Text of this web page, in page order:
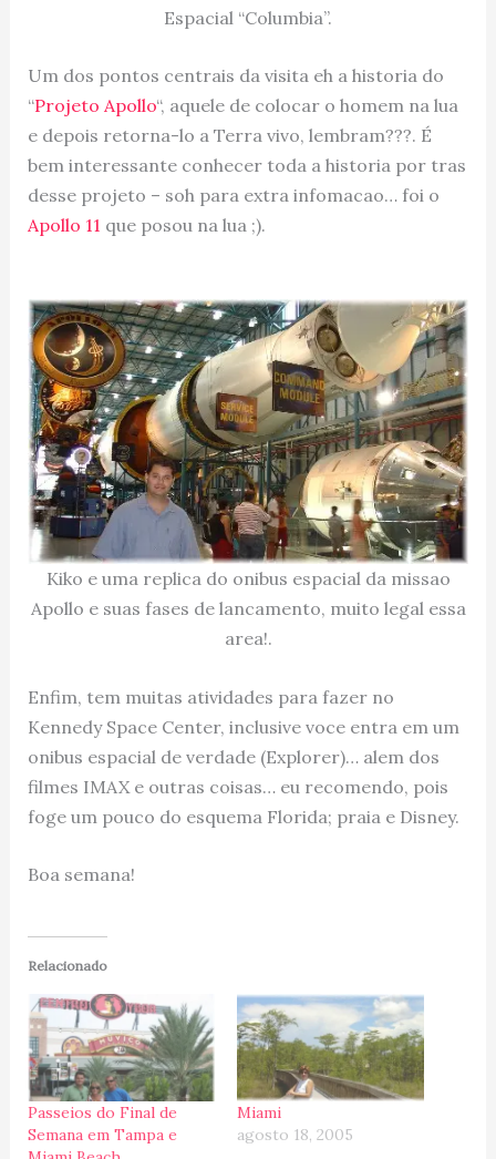
Espacial “Columbia”.
Um dos pontos centrais da visita eh a historia do
“Projeto Apollo“, aquele de colocar o homem na lua
e depois retorna-lo a Terra vivo, lembram???. É
bem interessante conhecer toda a historia por tras
desse projeto – soh para extra infomacao… foi o
Apollo 11 que posou na lua ;).
Kiko e uma replica do onibus espacial da missao
Apollo e suas fases de lancamento, muito legal essa
area!.
Enfim, tem muitas atividades para fazer no
Kennedy Space Center, inclusive voce entra em um
onibus espacial de verdade (Explorer)… alem dos
filmes IMAX e outras coisas… eu recomendo, pois
foge um pouco do esquema Florida; praia e Disney.
Boa semana!
Relacionado
Passeios do Final de
Semana em Tampa e
Miami
agosto 18, 2005